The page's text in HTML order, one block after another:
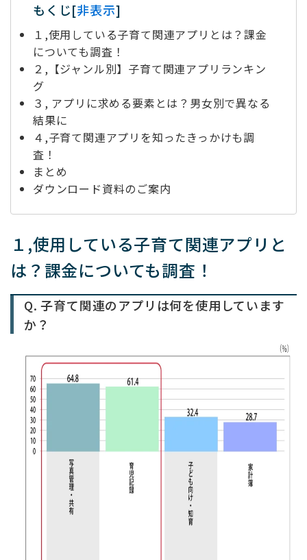
もくじ[非表示]
１,使用している子育て関連アプリとは？課金
についても調査！
２,【ジャンル別】子育て関連アプリランキン
グ
３, アプリに求める要素とは？男女別で異なる
結果に
４,子育て関連アプリを知ったきっかけも調
査！
まとめ
ダウンロード資料のご案内
１,使用している子育て関連アプリと
は？課金についても調査！
Q. 子育て関連のアプリは何を使用しています
か？